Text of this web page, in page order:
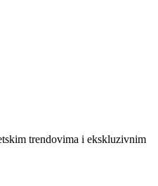
trendovima i ekskluzivnim